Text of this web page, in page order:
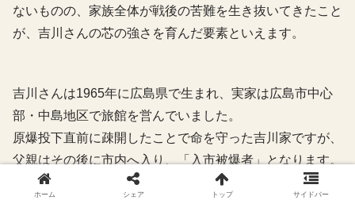
ないものの、家族全体が戦後の苦難を生き抜いてきたこと
が、吉川さんの芯の強さを育んだ要素といえます。
吉川さんは1965年に広島県で生まれ、実家は広島市中心
部・中島地区で旅館を営んでいました。
原爆投下直前に疎開したことで命を守った吉川家ですが、
父親はその後に市内へ入り、「入市被爆者」となります。
父親はかつて京都の太秦で大部屋俳優として活動していた
ホーム シェア トップ サイドバー